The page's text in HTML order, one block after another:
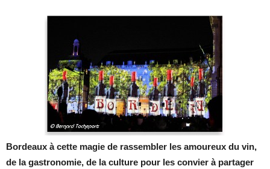
Bordeaux à cette magie de rassembler les amoureux du vin,
de la gastronomie, de la culture pour les convier à partager